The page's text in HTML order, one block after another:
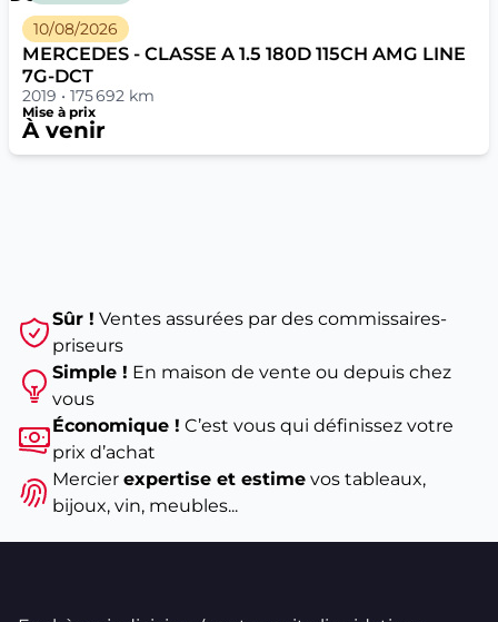
10/08/2026
MERCEDES - CLASSE A 1.5 180D 115CH AMG LINE
7G-DCT
2019 • 175 692 km
Mise à prix
À venir
Sûr ! Ventes assurées par des commissaires-
priseurs
Simple ! En maison de vente ou depuis chez
vous
Économique ! C’est vous qui définissez votre
prix d’achat
Mercier expertise et estimevos tableaux,
bijoux, vin, meubles...